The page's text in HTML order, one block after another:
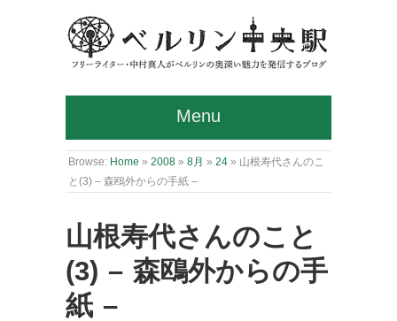
Menu
Browse: Home » 2008 » 8月 » 24 » 山根寿代さんのこ
と(3) – 森鴎外からの手紙 –
山根寿代さんのこと
(3) – 森鴎外からの手
紙 –